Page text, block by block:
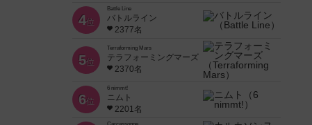
4位
Battle Line
バトルライン
2377名
5位
Terraforming Mars
テラフォーミングマーズ
2370名
6位
6 nimmt!
ニムト
2201名